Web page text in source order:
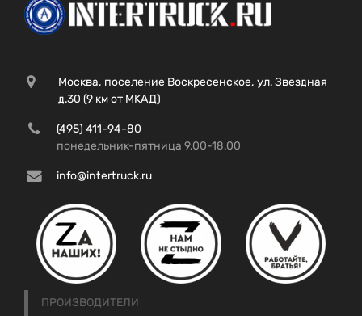
Москва, поселение Воскресенское, ул. Звездная
д.30 (9 км от МКАД)
(495) 411-94-80
понедельник-пятница 9.00-18.00
info@intertruck.ru
ПРОИЗВОДИТЕЛИ